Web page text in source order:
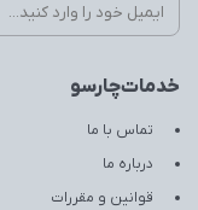
خدمات‌چارسو
تماس با ما
درباره ما
قوانین و مقررات